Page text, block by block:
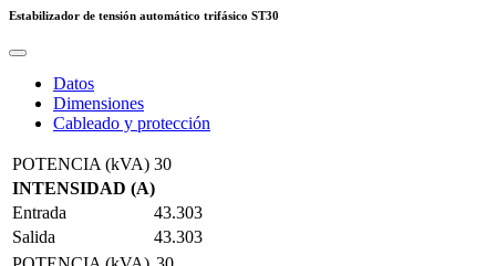
Estabilizador de tensión automático trifásico ST30
Datos
Dimensiones
Cableado y protección
POTENCIA (kVA) 30
INTENSIDAD (A)
Entrada
43.303
Salida
43.303